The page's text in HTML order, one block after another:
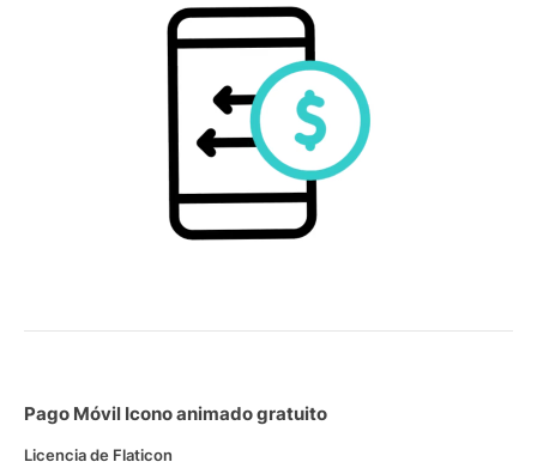
Pago Móvil Icono animado gratuito
Licencia de Flaticon